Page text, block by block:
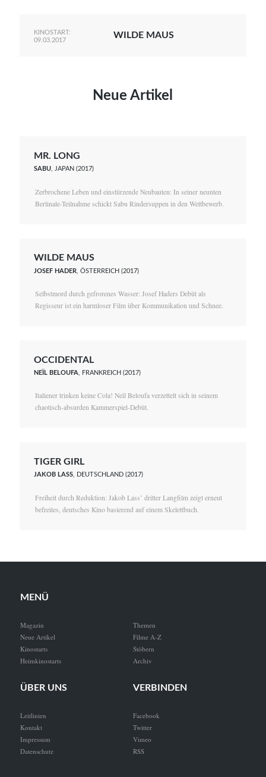
KINOSTART:
09.03.2017
WILDE MAUS
Neue Artikel
MR. LONG
SABU, JAPAN (2017)
Zerbrochene Leben und einstürzende Neubauten: In seiner neunten
Berlinale-Teilnahme schickt Sabu Rindersuppen in den Wettbewerb.
WILDE MAUS
JOSEF HADER , ÖSTERREICH (2017)
Selbstmord durch gefrorenes Wasser: Josef Haders Debüt als
Regisseur ist ein harmloser Film über Kommunikation und Schnee.
OCCIDENTAL
NEÏL BELOUFA , FRANKREICH (2017)
Italiener trinken keine Cola! Neïl Beloufa verzettelt sich in seinem
chaotisch-absurden Kammerspiel-Debüt.
TIGER GIRL
JAKOB LASS, DEUTSCHLAND (2017)
Freiheit durch Reduktion: Jakob Lass’ dritter Langfilm zeigt erneut
befreites, deutsches Kino basierend auf einem Skelettbuch.
MENÜ
Magazin
Neue Artikel
Kinostarts
Heimkinostarts
Themen
Filme A-Z
Stöbern
Archiv
ÜBER UNS
Leitlinien
Kontakt
Impressum
Datenschutz
VERBINDEN
Facebook
Twitter
Vimeo
RSS